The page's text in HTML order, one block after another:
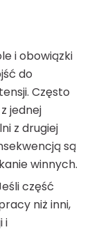
i obowiązki
do
Często
jednej
z drugiej
są
winnych.
część
niż inni,
i